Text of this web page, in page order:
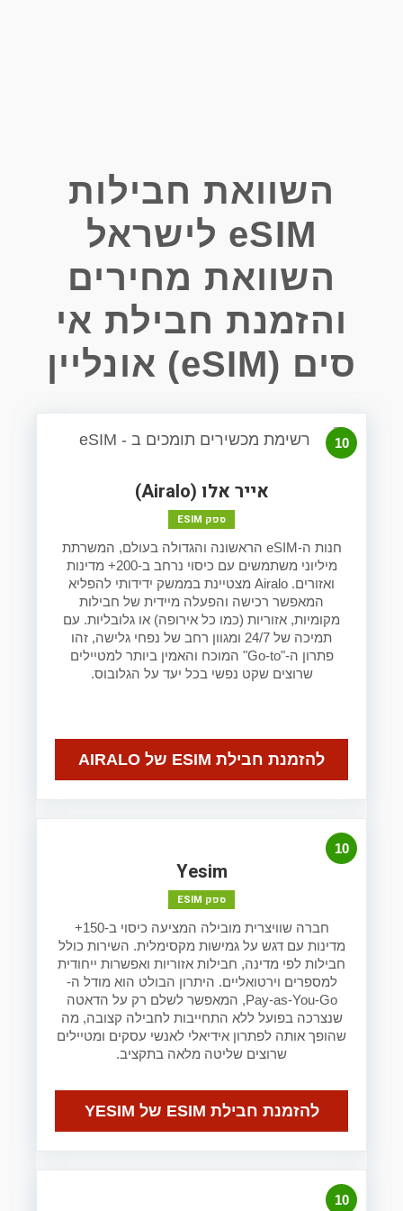
השוואת חבילות
eSIM לישראל
השוואת מחירים
והזמנת חבילת אי
סים (eSIM) אונליין
10
אייר אלו (Airalo)
ספק ESIM
חנות ה-eSIM הראשונה והגדולה בעולם, המשרתת
מיליוני משתמשים עם כיסוי נרחב ב-200+ מדינות
ואזורים. Airalo מצטיינת בממשק ידידותי להפליא
המאפשר רכישה והפעלה מיידית של חבילות
מקומיות, אזוריות (כמו כל אירופה) או גלובליות. עם
תמיכה של 24/7 ומגוון רחב של נפחי גלישה, זהו
פתרון ה-"Go-to" המוכח והאמין ביותר למטיילים
שרוצים שקט נפשי בכל יעד על הגלובוס.
להזמנת חבילת ESIM של AIRALO
10
Yesim
ספק ESIM
חברה שוויצרית מובילה המציעה כיסוי ב-150+
מדינות עם דגש על גמישות מקסימלית. השירות כולל
חבילות לפי מדינה, חבילות אזוריות ואפשרות ייחודית
למספרים וירטואליים. היתרון הבולט הוא מודל ה-
Pay-as-You-Go, המאפשר לשלם רק על הדאטה
שנצרכה בפועל ללא התחייבות לחבילה קצובה, מה
שהופך אותה לפתרון אידיאלי לאנשי עסקים ומטיילים
שרוצים שליטה מלאה בתקציב.
להזמנת חבילת ESIM של YESIM
10